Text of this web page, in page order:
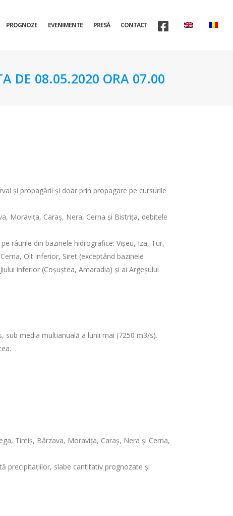
PROGNOZE EVENIMENTE PRESĂ CONTACT
DE 08.05.2020 ORA 07.00
şi propagării şi doar prin propagare pe cursurile
Moraviţa, Caraş, Nera, Cerna şi Bistriţa, debitele
râurile din bazinele hidrografice: Vișeu, Iza, Tur,
Olt inferior, Siret (exceptând bazinele
inferior (Coşuştea, Amaradia) şi ai Argeşului
sub media multianuală a lunii mai (7250 m3/s).
Timiş, Bârzava, Moraviţa, Caraş, Nera şi Cerna,
precipitaţiilor, slabe cantitativ prognozate şi